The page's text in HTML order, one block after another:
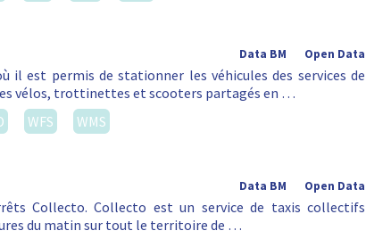
Open Data
Data BM
il est permis de stationner les véhicules des services de
vélos, trottinettes et scooters partagés en …
WFS WMS
Open Data
Data BM
Collecto. Collecto est un service de taxis collectifs
du matin sur tout le territoire de …